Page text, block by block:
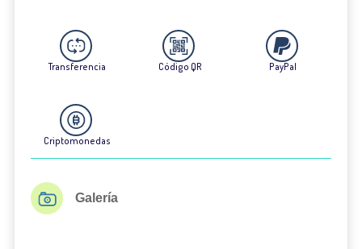
Transferencia Código QR PayPal
Criptomonedas
Galería